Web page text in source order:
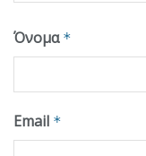
Όνομα *
Email *